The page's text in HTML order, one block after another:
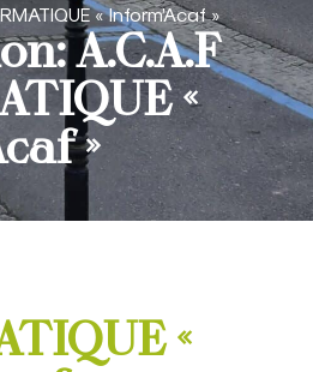
« Inform’Acaf »
A.C.A.F
«
»
«